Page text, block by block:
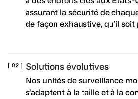
assurant la sécurité de
de façon exhaustive, qu’il
Solutions évolutives
Nos unités de surveillance
s’adaptent à la taille et à la